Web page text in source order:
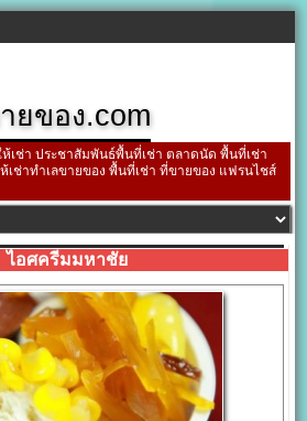
ยของ.com
เช่า ประชาสัมพันธ์พื้นที่เช่า ตลาดนัด พื้นที่เช่า
เช่าทำเลขายของ พื้นที่เช่า ที่ขายของ แฟรนไชส์
ไอศครีมมหาชัย